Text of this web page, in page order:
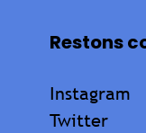
Restons
Instagram
Twitter